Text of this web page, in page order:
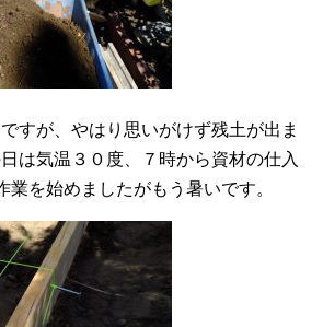
すが、やはり思いがけず残土が出ま
は気温３０度、７時から資材の仕入
業を始めましたがもう暑いです。